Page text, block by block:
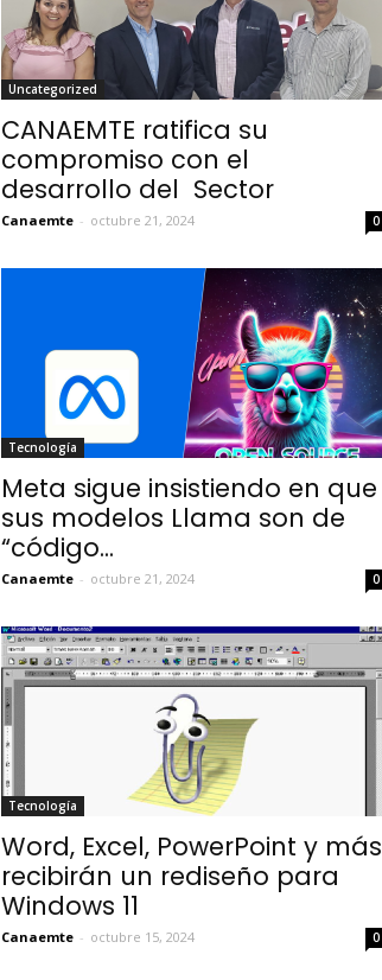
Uncategorized
CANAEMTE ratifica su
compromiso con el
desarrollo del Sector
Canaemte - octubre 21, 2024 0
Tecnología
Meta sigue insistiendo en que
sus modelos Llama son de
“código...
Canaemte - octubre 21, 2024 0
Tecnología
Word, Excel, PowerPoint y más
recibirán un rediseño para
Windows 11
Canaemte - octubre 15, 2024 0